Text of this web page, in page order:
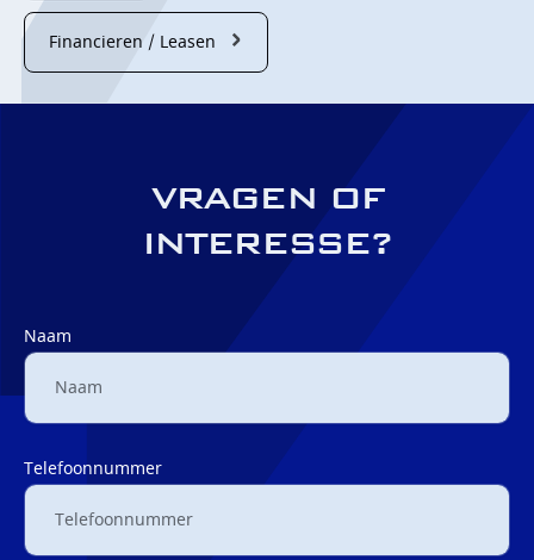
Financieren / Leasen
VRAGEN OF
INTERESSE?
Naam
Telefoonnummer